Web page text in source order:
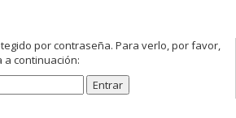
por contraseña. Para verlo, por favor,
continuación: